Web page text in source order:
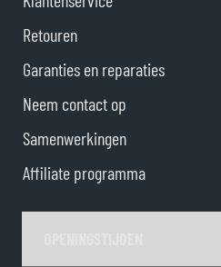
Retouren
Garanties en reparaties
Neem contact op
Samenwerkingen
Affiliate programma